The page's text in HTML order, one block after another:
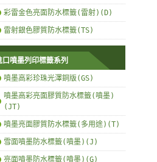
彩雷金色亮面防水標籤(雷射)(D)
雷射銀色膠質防水標籤(TS)
口噴墨列印標籤系列
噴墨高彩珍珠光澤銅版(GS)
噴墨高彩亮面膠質防水標籤(噴墨)
(JT)
噴墨亮面膠質防水標籤(多用途)(T)
雪面噴墨防水標籤(噴墨)(J)
亮面噴墨防水標籤(噴墨)(G)